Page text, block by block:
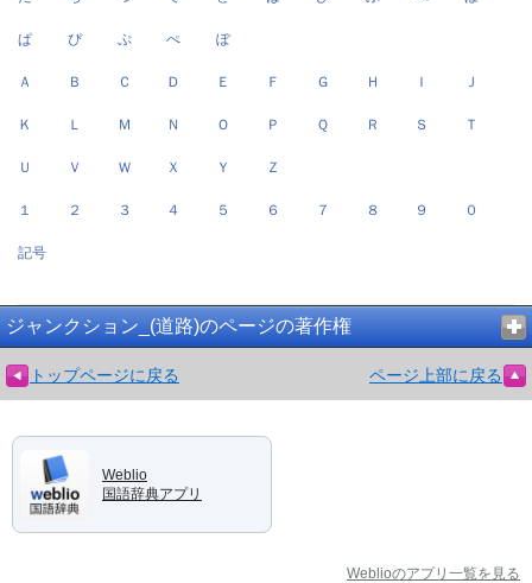
ぱ ぴ ぷ ぺ ぽ
Ａ Ｂ Ｃ Ｄ Ｅ Ｆ Ｇ Ｈ Ｉ Ｊ
Ｋ Ｌ Ｍ Ｎ Ｏ Ｐ Ｑ Ｒ Ｓ Ｔ
Ｕ Ｖ Ｗ Ｘ Ｙ Ｚ
１ ２ ３ ４ ５ ６ ７ ８ ９ ０
記号
ジャンクション_(道路)のページの著作権
トップページに戻る ページ上部に戻る
Weblio
国語辞典アプリ
Weblioのアプリ一覧を見る